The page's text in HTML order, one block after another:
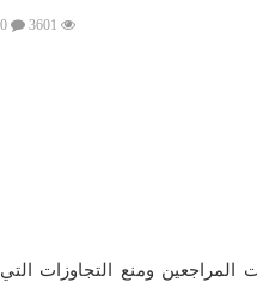
ومنع التجاوزات التي